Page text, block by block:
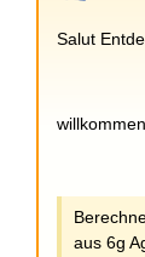
Salut
aus 6g